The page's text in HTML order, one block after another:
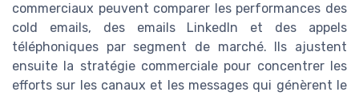
commerciaux peuvent comparer les performances des
cold emails, des emails LinkedIn et des appels
téléphoniques par segment de marché. Ils ajustent
ensuite la stratégie commerciale pour concentrer les
efforts sur les canaux et les messages qui génèrent le